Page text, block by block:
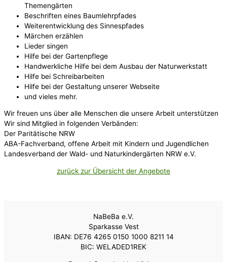
Themengärten
Beschriften eines Baumlehrpfades
Weiterentwicklung des Sinnespfades
Märchen erzählen
Lieder singen
Hilfe bei der Gartenpflege
Handwerkliche Hilfe bei dem Ausbau der Naturwerkstatt
Hilfe bei Schreibarbeiten
Hilfe bei der Gestaltung unserer Webseite
und vieles mehr.
Wir freuen uns über alle Menschen die unsere Arbeit unterstützen
Wir sind Mitglied in folgenden Verbänden:
Der Paritätische NRW
ABA-Fachverband, offene Arbeit mit Kindern und Jugendlichen
Landesverband der Wald- und Naturkindergärten NRW e.V.
zurück zur Übersicht der Angebote
NaBeBa e.V.
Sparkasse Vest
IBAN: DE76 4265 0150 1000 8211 14
BIC: WELADED1REK